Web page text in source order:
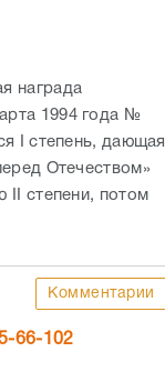
награда
1994 года №
I степень, дающая
Отечеством»
II степени, потом
Комментарии
66-102